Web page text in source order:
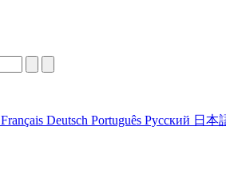
Français Deutsch Português Русский 日本